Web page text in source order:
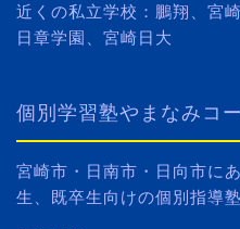
近くの私立学校：鵬翔、宮
日章学園、宮崎日大
個別学習塾やまなみコ
宮崎市・日南市・日向市に
生、既卒生向けの個別指導塾